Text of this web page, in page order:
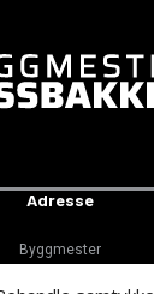
Adresse
Byggmester